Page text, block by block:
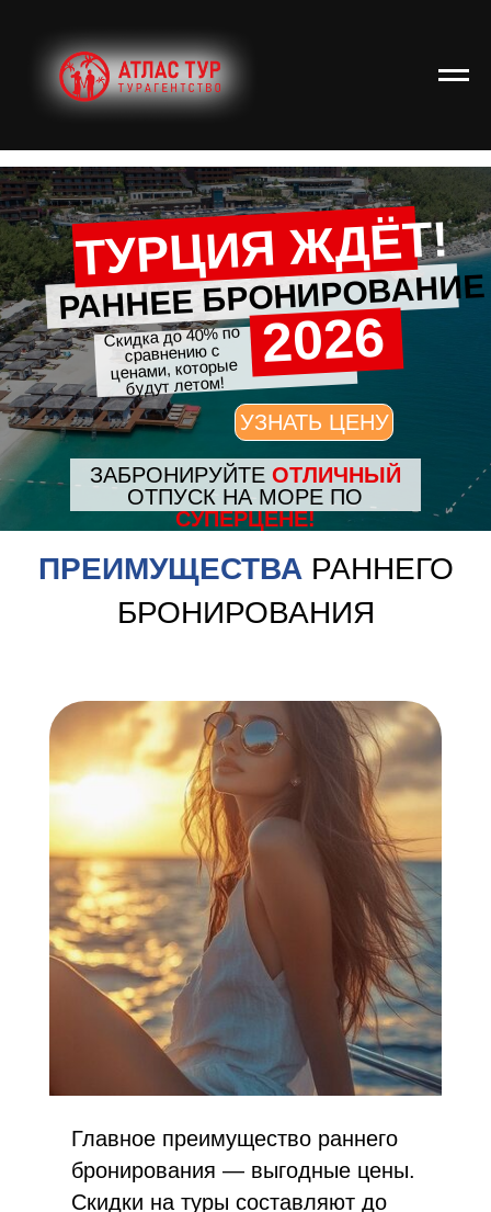
РАННЕЕ БРОНИРОВАНИЕ
ТУРЦИЯ ЖДЁТ!
2026
Скидка до 40% по
сравнению с
ценами, которые
будут летом!
УЗНАТЬ ЦЕНУ
ЗАБРОНИРУЙТЕ ОТЛИЧНЫЙ
ОТПУСК НА МОРЕ ПО
СУПЕРЦЕНЕ!
ПРЕИМУЩЕСТВА РАННЕГО
БРОНИРОВАНИЯ
Главное преимущество раннего
бронирования — выгодные цены.
Скидки на туры составляют до